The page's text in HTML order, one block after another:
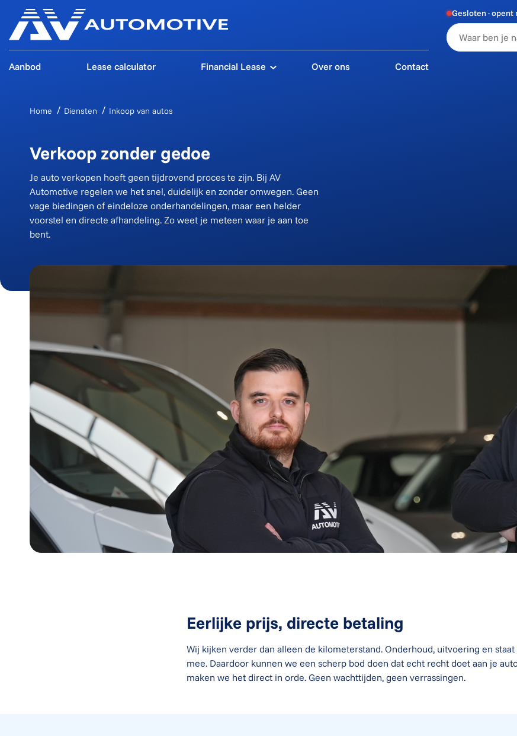
Aanbod Lease calculator Financial Lease Over ons Contact
Gesloten ·
Home Diensten Inkoop van autos
Verkoop zonder gedoe
Je auto verkopen hoeft geen tijdrovend proces te zijn. Bij AV
Automotive regelen we het snel, duidelijk en zonder omwegen. Geen
vage biedingen of eindeloze onderhandelingen, maar een helder
voorstel en directe afhandeling. Zo weet je meteen waar je aan toe
bent.
Eerlijke prijs, directe betaling
Wij kijken verder dan alleen de kilometerstand. Onderhoud, uitvoering en
mee. Daardoor kunnen we een scherp bod doen dat echt recht doet aan je
maken we het direct in orde. Geen wachttijden, geen verrassingen.